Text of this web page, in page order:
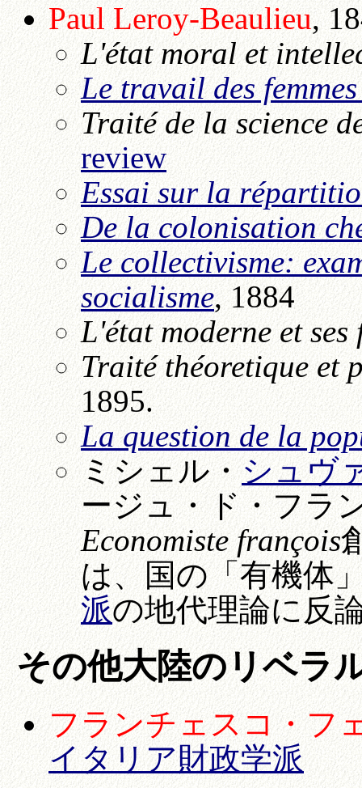
PaulLeroy-Beaulieu,
L'état moral et
Le travail des
Traité de la science
review
Essai sur la
De la colonisation
Le collectivisme:
socialisme, 1884
L'état moderne et ses
Traité théoretique et
1895.
La question de la
ミシェル・シュヴ
ージュ・ド・フラ
Economiste françois
は、国の「有機体
派の地代理論に反
その他大陸のリベラ
フランチェスコ・フ
イタリア財政学派